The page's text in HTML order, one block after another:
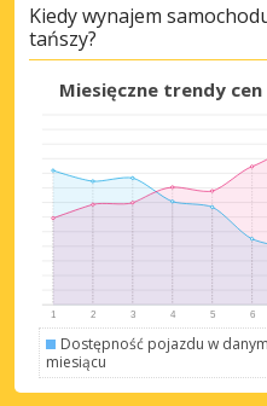
Kiedy wynajem
tańszy?
Miesięczne trendy
Dostępność pojazdu w danym
miesiącu